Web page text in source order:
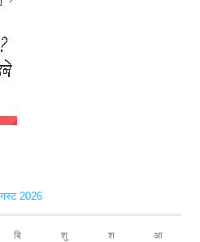
2026
बि शु श आ